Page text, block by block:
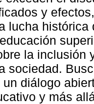
y
lucha
la inclusión
sociedad.
diálogo
y más